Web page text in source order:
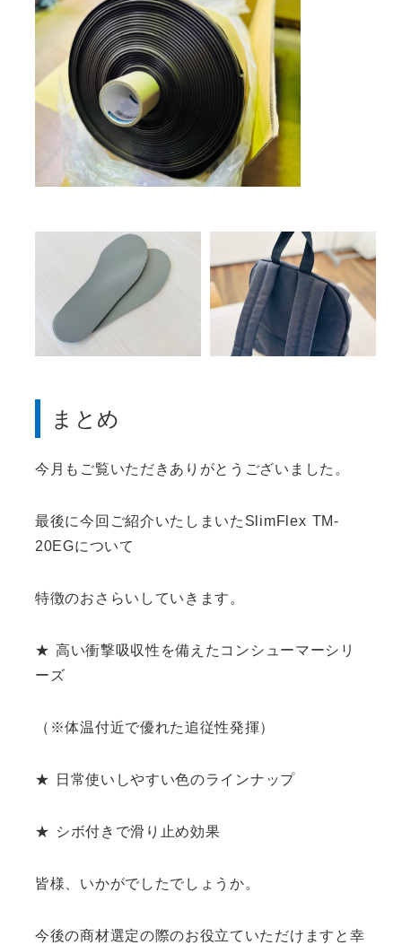
まとめ
今月もご覧いただきありがとうございました。
最後に今回ご紹介いたしまいたSlimFlex TM-
20EGについて
特徴のおさらいしていきます。
★ 高い衝撃吸収性を備えたコンシューマーシリ
ーズ
（※体温付近で優れた追従性発揮）
★ 日常使いしやすい色のラインナップ
★ シボ付きで滑り止め効果
皆様、いかがでしたでしょうか。
今後の商材選定の際のお役立ていただけますと幸